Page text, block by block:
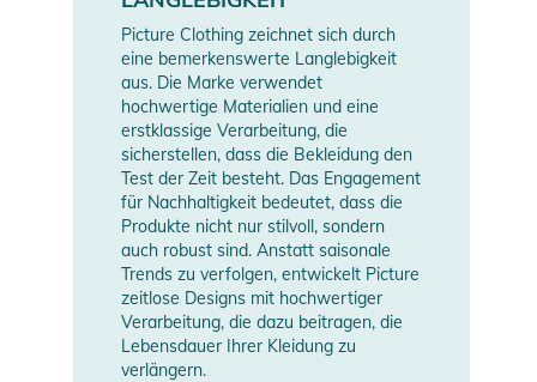
Picture Clothing zeichnet sich durch
eine bemerkenswerte Langlebigkeit
aus. Die Marke verwendet
hochwertige Materialien und eine
erstklassige Verarbeitung, die
sicherstellen, dass die Bekleidung den
Test der Zeit besteht. Das Engagement
für Nachhaltigkeit bedeutet, dass die
Produkte nicht nur stilvoll, sondern
auch robust sind. Anstatt saisonale
Trends zu verfolgen, entwickelt Picture
zeitlose Designs mit hochwertiger
Verarbeitung, die dazu beitragen, die
Lebensdauer Ihrer Kleidung zu
verlängern.